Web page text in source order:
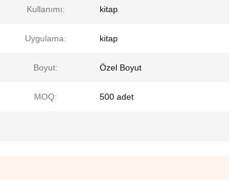
Kullanımı: kitap
Uygulama: kitap
Boyut: Özel Boyut
MOQ: 500 adet